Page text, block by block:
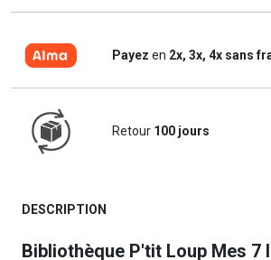
Payez en 2x, 3x, 4x sans
Retour 100 jours
DESCRIPTION
Bibliothèque P'tit Loup Mes 7